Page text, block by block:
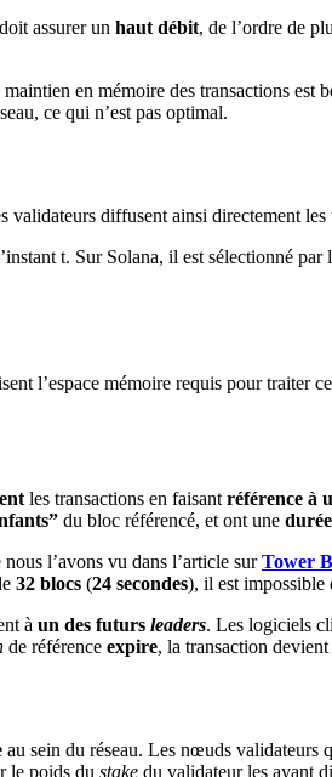
assurer un haut débit, de l’ordre de
en mémoire des transactions est
ce qui n’est pas optimal.
validateurs diffusent ainsi directement
t. Sur Solana, il est sélectionné par
l’espace mémoire requis pour traiter
les transactions en faisant référence à
du bloc référencé, et ont une
l’avons vu dans l’article surTower
32 blocs (24 secondes), il est impossible
à un des futurs leaders. Les logiciels
de référence expire, la transaction devient
au sein du réseau. Les nœuds validateurs
le poids du stake du validateur les ayant